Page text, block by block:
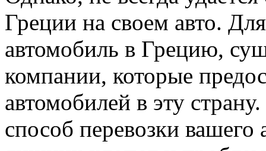
Греции на своем авто.
автомобиль в Грецию,
компании, которые
автомобилей в эту
способ перевозки